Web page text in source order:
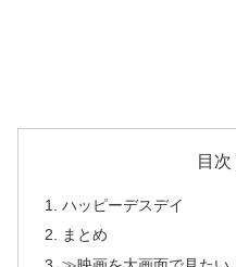
目次
ハッピーデスデイ
まとめ